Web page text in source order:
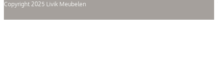
Copyright 2025 Livik Meubelen